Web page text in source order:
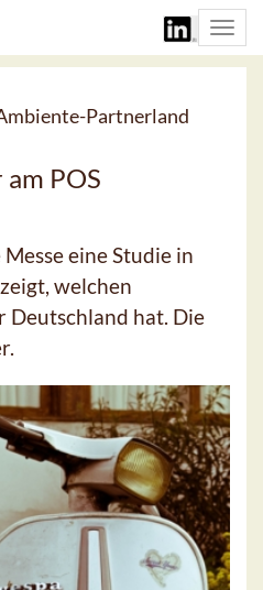
Partnerland
POS
eine Studie in
welchen
hat. Die